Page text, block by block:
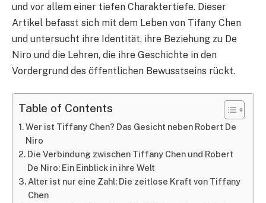
und vor allem einer tiefen Charaktertiefe. Dieser
Artikel befasst sich mit dem Leben von Tifany Chen
und untersucht ihre Identität, ihre Beziehung zu De
Niro und die Lehren, die ihre Geschichte in den
Vordergrund des öffentlichen Bewusstseins rückt.
Table of Contents
Wer ist Tiffany Chen? Das Gesicht neben Robert De
Niro
Die Verbindung zwischen Tiffany Chen und Robert
De Niro: Ein Einblick in ihre Welt
Alter ist nur eine Zahl: Die zeitlose Kraft von Tiffany
Chen